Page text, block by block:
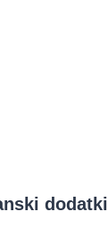
dodatki